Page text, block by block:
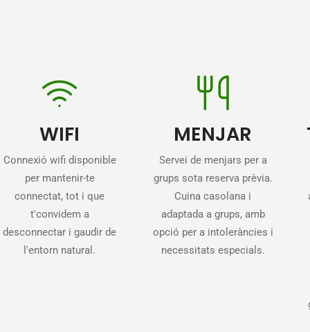
WIFI
Connexió wifi disponible
per mantenir-te
connectat, tot i que
t'convidem a
desconnectar i gaudir de
l'entorn natural.
MENJAR
Servei de menjars per a
grups sota reserva prèvia.
Cuina casolana i
adaptada a grups, amb
opció per a intoleràncies i
necessitats especials.